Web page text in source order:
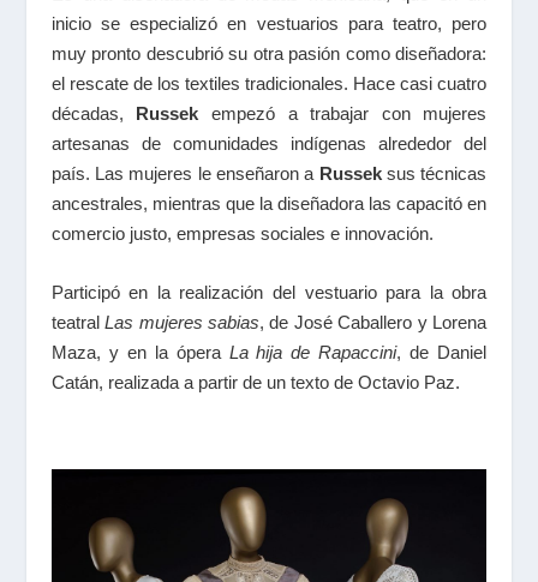
inicio se especializó en vestuarios para teatro, pero
muy pronto descubrió su otra pasión como diseñadora:
el rescate de los textiles tradicionales. Hace casi cuatro
décadas,
Russek empezó a trabajar con mujeres
artesanas de comunidades indígenas alrededor del
país. Las mujeres le enseñaron a Russeksus técnicas
ancestrales, mientras que la diseñadora las capacitó en
comercio justo, empresas sociales e innovación.
Participó en la realización del vestuario para la obra
teatralLas mujeres sabias, de José Caballero y Lorena
Maza, y en la ópera La hija de Rapaccini, de Daniel
Catán, realizada a partir de un texto de Octavio Paz.